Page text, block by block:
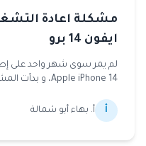
مشكلة اعادة
ايفون 14 برو
لم يمر سوى شهر واحد على
Apple iPhone 14، و بدأت المشكلات في الظهور مع...
أ أ. بهاء أبو شمالة